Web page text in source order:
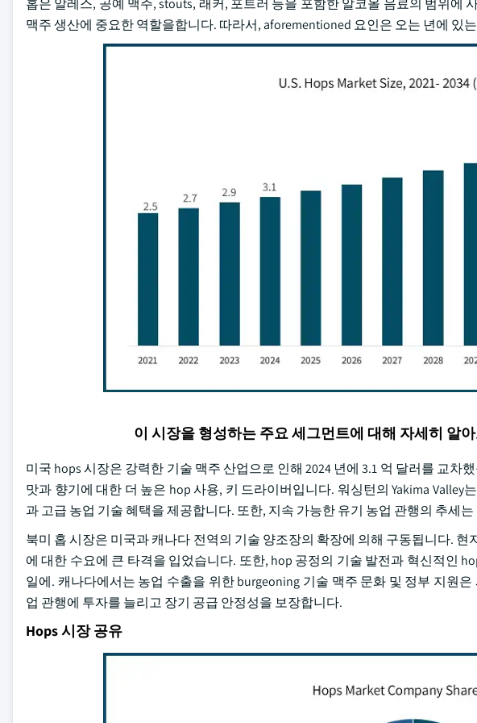
홉은 알레스, 공예 맥주, stouts, 래커, 포트러 등을 포함한 알코올 음료의 범위에
맥주 생산에 중요한 역할을합니다. 따라서, aforementioned 요인은 오는 년에 있
이 시장을 형성하는 주요 세그먼트에 대해 자세히 알
미국 hops 시장은 강력한 기술 맥주 산업으로 인해 2024 년에 3.1 억 달러를 교차
맛과 향기에 대한 더 높은 hop 사용, 키 드라이버입니다. 워싱턴의 Yakima
과 고급 농업 기술 혜택을 제공합니다. 또한, 지속 가능한 유기 농업 관행의 추세
북미 홉 시장은 미국과 캐나다 전역의 기술 양조장의 확장에 의해 구동됩니다.
에 대한 수요에 큰 타격을 입었습니다. 또한, hop 공정의 기술 발전과 혁신적인
일에. 캐나다에서는 농업 수출을 위한 burgeoning 기술 맥주 문화 및 정부 지원
업 관행에 투자를 늘리고 장기 공급 안정성을 보장합니다.
Hops 시장 공유